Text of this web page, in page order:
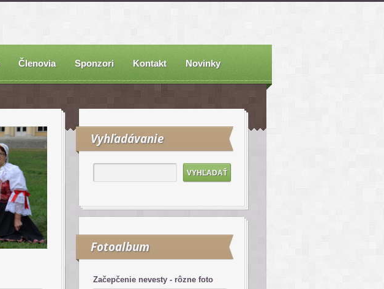
Členovia Sponzori Kontakt Novinky
Vyhľadávanie
Fotoalbum
Začepčenie nevesty - rôzne foto